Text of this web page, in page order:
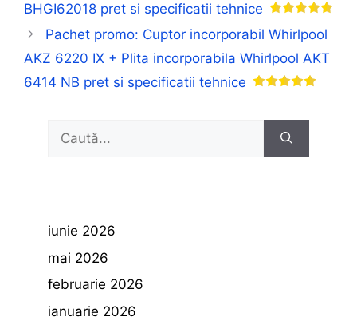
BHGI62018 pret si specificatii tehnice
Pachet promo: Cuptor incorporabil Whirlpool
AKZ 6220 IX + Plita incorporabila Whirlpool AKT
6414 NB pret si specificatii tehnice
Caută
iunie 2026
mai 2026
februarie 2026
ianuarie 2026